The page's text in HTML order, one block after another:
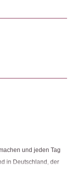
und jeden Tag
in Deutschland, der